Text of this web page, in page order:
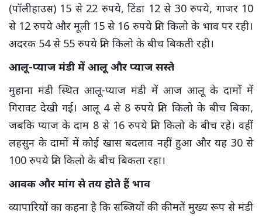
(पॉलीहाउस) 15 से 22 रुपये, टिंडा 12 से 30 रुपये, गाजर 10
से 12 रुपये और मूली 15 से 16 रुपये प्रति किलो के भाव पर रही।
अदरक 54 से 55 रुपये प्रति किलो के बीच बिकती रही।
आलू-प्याज मंडी में आलू और प्याज सस्ते
मुहाना मंडी स्थित आलू-प्याज मंडी में आज आलू के दामों में
गिरावट देखी गई। आलू 4 से 8 रुपये प्रति किलो के बीच बिका,
जबकि प्याज के दाम 8 से 16 रुपये प्रति किलो के बीच रहे। वहीं
लहसुन के दामों में कोई खास बदलाव नहीं हुआ और यह 30 से
100 रुपये प्रति किलो के बीच बिकता रहा।
आवक और मांग से तय होते हैं भाव
व्यापारियों का कहना है कि सब्जियों की कीमतें मुख्य रूप से मंडी